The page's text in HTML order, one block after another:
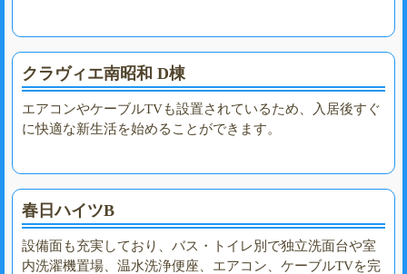
クラヴィエ南昭和 D棟
エアコンやケーブルTVも設置されているため、入居後すぐ
に快適な新生活を始めることができます。
春日ハイツB
設備面も充実しており、バス・トイレ別で独立洗面台や室
内洗濯機置場、温水洗浄便座、エアコン、ケーブルTVを完